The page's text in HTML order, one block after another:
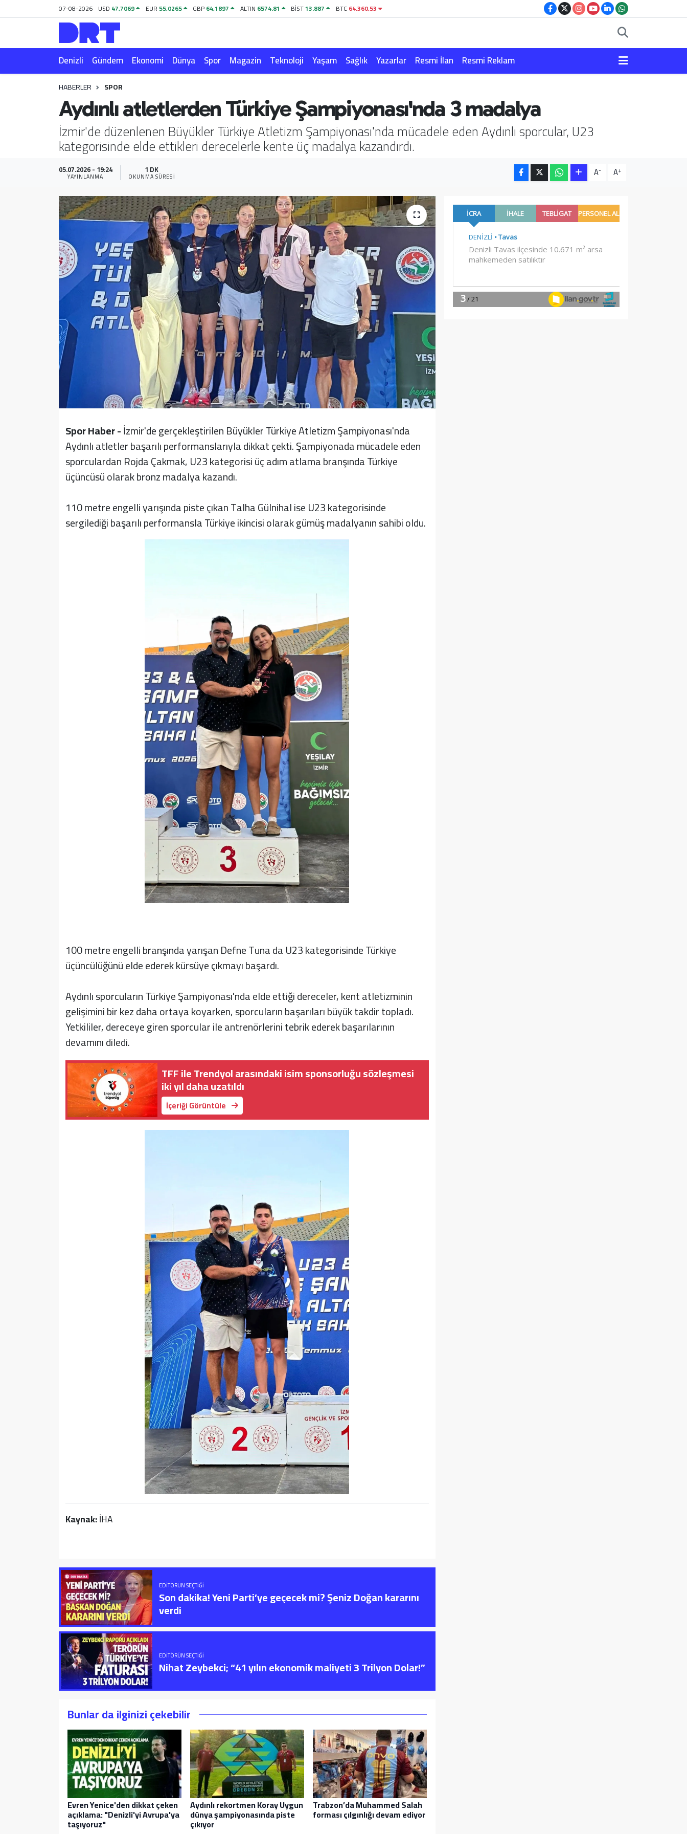
07-08-2026 USD 47,7069 EUR55,0265 GBP64,1897 ALTIN 6574.81 BİST13.887 BTC64.360,53
Denizli Gündem Ekonomi Dünya Spor Magazin Teknoloji Yaşam Sağlık Yazarlar Resmi İlan Resmi Reklam
HABERLER SPOR
Aydınlı atletlerden Türkiye Şampiyonası'nda 3 madalya
İzmir'de düzenlenen Büyükler Türkiye Atletizm Şampiyonası'nda mücadele eden Aydınlı sporcular, U23
kategorisinde elde ettikleri derecelerle kente üç madalya kazandırdı.
05.07.2026 - 19:24
YAYINLANMA
1 DK
OKUNMA SÜRESI A- A+
Spor Haber -İzmir'de gerçekleştirilen Büyükler Türkiye Atletizm Şampiyonası'nda
Aydınlı atletler başarılı performanslarıyla dikkat çekti. Şampiyonada mücadele eden
sporculardan Rojda Çakmak, U23 kategorisi üç adım atlama branşında Türkiye
üçüncüsü olarak bronz madalya kazandı.
110 metre engelli yarışında piste çıkan Talha Gülnihal ise U23 kategorisinde
sergilediği başarılı performansla Türkiye ikincisi olarak gümüş madalyanın sahibi oldu.
100 metre engelli branşında yarışan Defne Tuna da U23 kategorisinde Türkiye
üçüncülüğünü elde ederek kürsüye çıkmayı başardı.
Aydınlı sporcuların Türkiye Şampiyonası'nda elde ettiği dereceler, kent atletizminin
gelişimini bir kez daha ortaya koyarken, sporcuların başarıları büyük takdir topladı.
Yetkililer, dereceye giren sporcular ile antrenörlerini tebrik ederek başarılarının
devamını diledi.
TFF ile Trendyol arasındaki isim sponsorluğu sözleşmesi
iki yıl daha uzatıldı
İçeriği Görüntüle
Kaynak:İHA
EDITÖRÜN SEÇTIĞI
Son dakika! Yeni Parti’ye geçecek mi? Şeniz Doğan kararını
verdi
EDITÖRÜN SEÇTIĞI
Nihat Zeybekci; “41 yılın ekonomik maliyeti 3 Trilyon Dolar!”
Bunlar da ilginizi çekebilir
Evren Yenice'den dikkat çeken
açıklama: "Denizli'yi Avrupa'ya
taşıyoruz"
Aydınlı rekortmen Koray Uygun
dünya şampiyonasında piste
çıkıyor
Trabzon’da Muhammed Salah
forması çılgınlığı devam ediyor
Gündem
Ekonomi
Magazin
Teknoloji
Yazarlar
Resmi İlan
Resmi Reklam
Hava Durumu
Trafik Durumu
Puan Durumu ve Fikstür
Tüm Manşetler
Son Dakika Haberleri
Haber Arşivi